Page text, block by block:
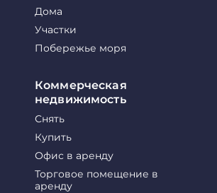
Дома
Участки
Побережье моря
Коммерческая
недвижимость
Снять
Купить
Офис в аренду
Торговое помещение в
аренду